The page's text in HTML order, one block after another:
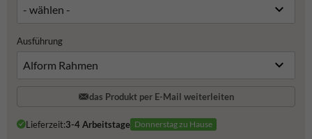
Ausführung
das Produkt per E-Mail weiterleiten
Lieferzeit:3-4 Arbeitstage Donnerstag zu Hause